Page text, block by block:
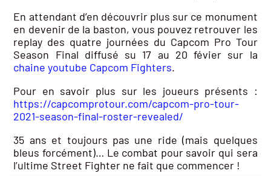
En attendant d’en découvrir plus sur ce monument
en devenir de la baston, vous pouvez retrouver les
replay des quatre journées du Capcom Pro Tour
Season Final diffusé su 17 au 20 févier sur la
chaine youtube Capcom Fighters.
Pour en savoir plus sur les joueurs présents :
https://capcomprotour.com/capcom-pro-tour-
2021-season-final-roster-revealed/
35 ans et toujours pas une ride (mais quelques
bleus forcément)… Le combat pour savoir qui sera
l’ultime Street Fighter ne fait que commencer !